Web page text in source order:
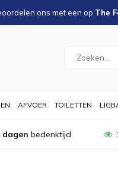
ons met een op The
AFVOER TOILETTEN
dagen bedenktijd